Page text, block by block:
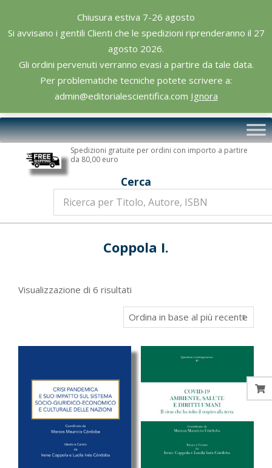
Chiusura estiva 7-26 agosto
Si avvisano i gentili Clienti che le spedizioni riprenderanno il 27
agosto 2026.
Gli ordini pervenuti verranno evasi a partire da tale data.
Per problematiche tecniche potete scrivere a:
admin@editorialescientifica.com Ignora
content
Editoriale
Scientifica
Primary
Navigation
Spedizioni gratuite per ordini con importo a partire
da 80,00 euro
Cerca
Coppola I.
Visualizzazione di 6 risultati
in
base
più